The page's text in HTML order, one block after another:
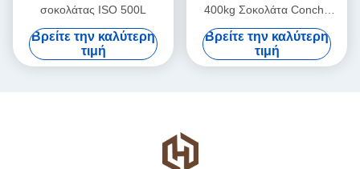
σοκολάτας ISO 500L
Βρείτε την καλύτερη
τιμή
400kg Σοκολάτα Conche
Επεξεργαστή
Βρείτε την καλύτερη
τιμή